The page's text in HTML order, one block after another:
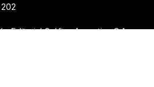
Editorial Gráfica Argentina S.A.